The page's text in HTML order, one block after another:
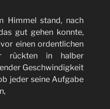
Himmel stand, nach
gut gehen konnte,
einen ordentlichen
rückten in halber
Geschwindigkeit
jeder seine Aufgabe